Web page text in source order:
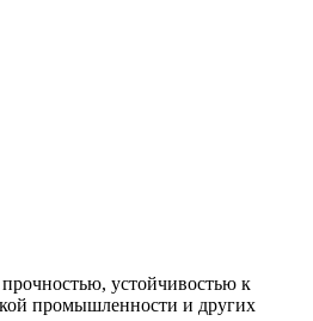
устойчивостью к
промышленности и других